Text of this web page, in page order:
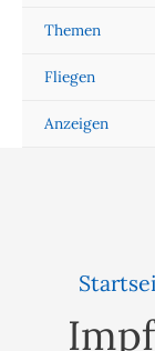
Themen
Fliegen
Anzeigen